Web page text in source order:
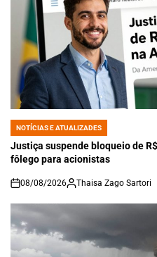
POSTED
IN
NOTÍCIAS E ATUALIZADES
Justiça suspende bloqueio de
fôlego para acionistas
on
08/08/2026 Thaisa Zago Sartori